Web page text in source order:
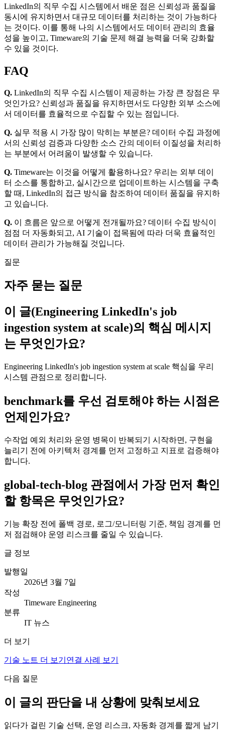
LinkedIn의 직무 수집 시스템에서 배운 점은 신뢰성과 품질을
동시에 유지하면서 대규모 데이터를 처리하는 것이 가능하다
는 것이다. 이를 통해 나의 시스템에서도 데이터 관리의 효율
성을 높이고, Timeware의 기술 문제 해결 능력을 더욱 강화할
수 있을 것이다.
FAQ
Q. LinkedIn의 직무 수집 시스템이 제공하는 가장 큰 장점은 무
엇인가요? 신뢰성과 품질을 유지하면서도 다양한 외부 소스에
서 데이터를 효율적으로 수집할 수 있는 점입니다.
Q. 실무 적용 시 가장 많이 막히는 부분은? 데이터 수집 과정에
서의 신뢰성 검증과 다양한 소스 간의 데이터 이질성을 처리하
는 부분에서 어려움이 발생할 수 있습니다.
Q. Timeware는 이것을 어떻게 활용하나요? 우리는 외부 데이
터 소스를 통합하고, 실시간으로 업데이트하는 시스템을 구축
할 때, LinkedIn의 접근 방식을 참조하여 데이터 품질을 유지하
고 있습니다.
Q. 이 흐름은 앞으로 어떻게 전개될까요? 데이터 수집 방식이
점점 더 자동화되고, AI 기술이 접목됨에 따라 더욱 효율적인
데이터 관리가 가능해질 것입니다.
질문
자주 묻는 질문
이 글(Engineering LinkedIn's job
ingestion system at scale)의 핵심 메시지
는 무엇인가요?
Engineering LinkedIn's job ingestion system at scale 핵심을 우리
시스템 관점으로 정리합니다.
benchmark를 우선 검토해야 하는 시점은
언제인가요?
수작업 예외 처리와 운영 병목이 반복되기 시작하면, 구현을
늘리기 전에 아키텍처 경계를 먼저 고정하고 지표로 검증해야
합니다.
global-tech-blog 관점에서 가장 먼저 확인
할 항목은 무엇인가요?
기능 확장 전에 폴백 경로, 로그/모니터링 기준, 책임 경계를 먼
저 점검해야 운영 리스크를 줄일 수 있습니다.
글 정보
발행일
2026년 3월 7일
작성
Timeware Engineering
분류
IT 뉴스
더 보기
기술 노트 더 보기 연결 사례 보기
다음 질문
이 글의 판단을 내 상황에 맞춰보세요
읽다가 걸린 기술 선택, 운영 리스크, 자동화 경계를 짧게 남기